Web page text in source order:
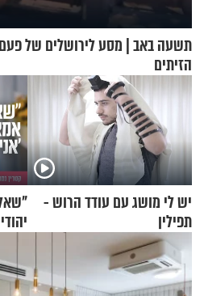
תשעה באב | מסע לירושלים של
הזיתים
יש לי מושג עם עודד הרוש -
תפילין